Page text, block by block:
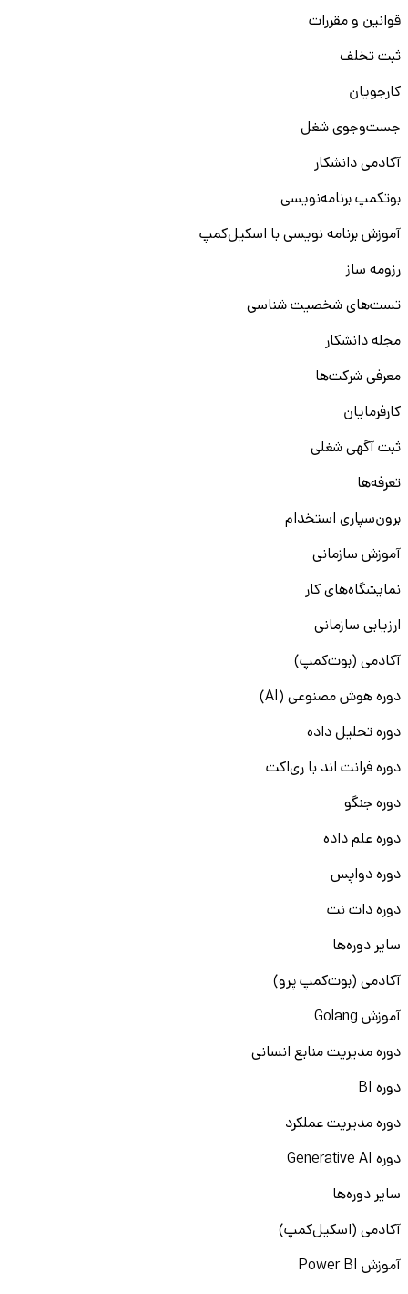
قوانین و مقررات
ثبت تخلف
کارجویان
جست‌و‌جوی شغل
آکادمی دانشکار
بوتکمپ برنامه‌نویسی
آموزش برنامه نویسی با اسکیل‌کمپ
رزومه ساز
تست‌های شخصیت شناسی
مجله دانشکار
معرفی شرکت‌ها
کارفرمایان
ثبت آگهی شغلی
تعرفه‌ها
برون‌سپاری استخدام
آموزش سازمانی
نمایشگاه‌های کار
ارزیابی سازمانی
آکادمی (بوت‌کمپ)
دوره هوش مصنوعی (AI)
دوره تحلیل داده
دوره فرانت اند با ری‌اکت
دوره جنگو
دوره علم داده
دوره دواپس
دوره دات نت
سایر دوره‌ها
آکادمی (بوت‌کمپ پرو)
آموزش Golang
دوره مدیریت منابع انسانی
دوره BI
دوره مدیریت عملکرد
دوره Generative AI
سایر دوره‌ها
آکادمی (اسکیل‌کمپ)
آموزش Power BI